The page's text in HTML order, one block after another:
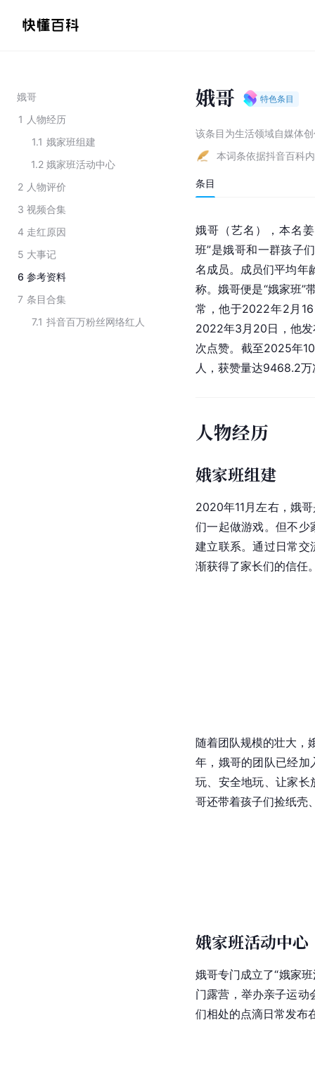
娥哥
1 人物经历
1.1 娥家班组建
1.2 娥家班活动中心
2 人物评价
3 视频合集
4 走红原因
5 大事记
6 参考资料
7 条目合集
7.1 抖音百万粉丝网络红人
娥哥 特色条目
该条目为生活领域自媒体
本词条依据抖音百科
条目
娥哥（艺名），本名
班”是娥哥和一群孩子
名成员。成员们平均年
称。娥哥便是“娥家班”
常，他于2022年2月
2022年3月20日，他发
次点赞。截至2025年
人，获赞量达9468.2万
人物经历
娥家班组建
2020年11月左右，娥
们一起做游戏。但不少
建立联系。通过日常交
渐获得了家长们的信任
随着团队规模的壮大，
年，娥哥的团队已经加
玩、安全地玩、让家长
哥还带着孩子们捡纸壳
娥家班活动中心
娥哥专门成立了“娥家
门露营，举办亲子运动
们相处的点滴日常发布